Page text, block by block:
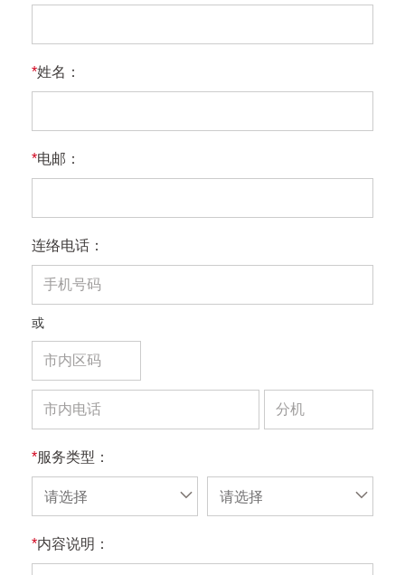
*姓名：
*电邮：
连络电话：
或
*服务类型：
请选择 请选择
*内容说明：